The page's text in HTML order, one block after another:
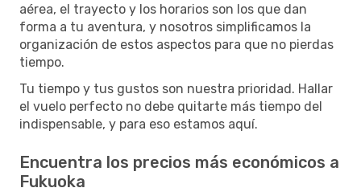
aérea, el trayecto y los horarios son los que dan
forma a tu aventura, y nosotros simplificamos la
organización de estos aspectos para que no pierdas
tiempo.
Tu tiempo y tus gustos son nuestra prioridad. Hallar
el vuelo perfecto no debe quitarte más tiempo del
indispensable, y para eso estamos aquí.
Encuentra los precios más económicos a
Fukuoka